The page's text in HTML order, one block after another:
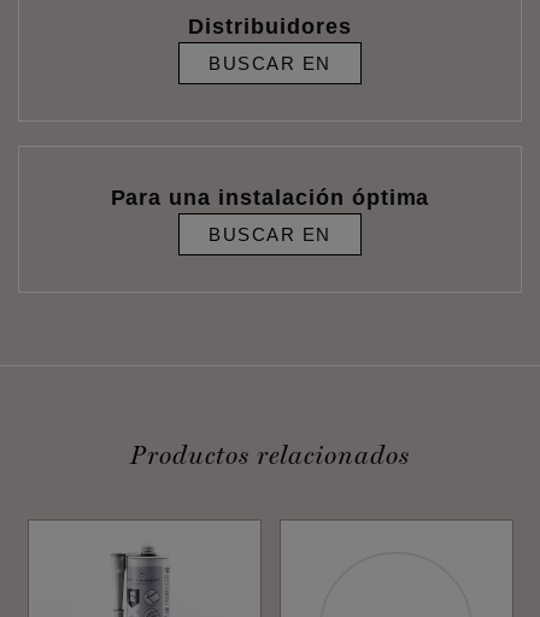
Distribuidores
BUSCAR EN
Para una instalación óptima
BUSCAR EN
Productos relacionados